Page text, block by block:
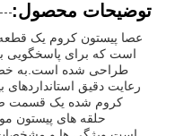
توضیحات محصول:
عصا پیستون کروم یک
است که برای پاسخگویی
طراحی شده است.به
رعایت دقیق استانداردهای
کروم شده یک قسمت
حلقه های پیستون